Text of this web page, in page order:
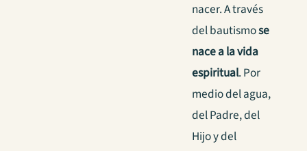
nacer. A través
del bautismose
nace a la vida
espiritual. Por
medio del agua,
del Padre, del
Hijo y del